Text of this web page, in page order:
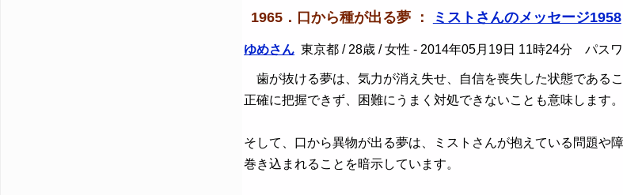
1965．口から種が出る夢 ： ミストさんのメッセージ1958
ゆめさん 東京都 / 28歳 / 女性 - 2014年05月19日 11時24分 パス
歯が抜ける夢は、気力が消え失せ、自信を喪失した状態である
正確に把握できず、困難にうまく対処できないことも意味します。
そして、口から異物が出る夢は、ミストさんが抱えている問題や
巻き込まれることを暗示しています。